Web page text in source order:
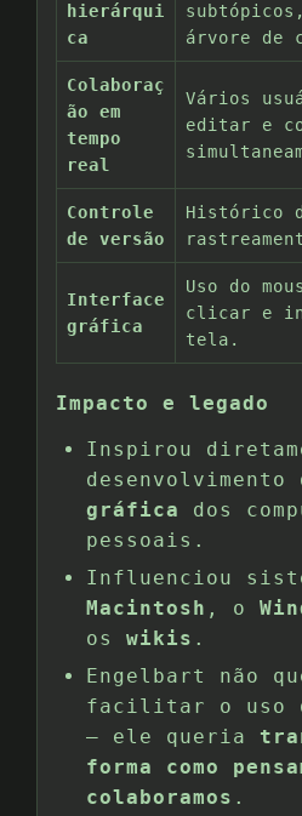
hierárqui
ca
subtópicos,
árvore de
Colaboraç
ão em
tempo
real
Vários
editar e
Controle
de versão
Histórico
Interface
gráfica
Uso do
clicar e
tela.
Impacto e legado
Inspirou
desenvolvimento
gráfica
dos
pessoais.
Influenciou
Macintosh , o
os wikis .
Engelbart não
facilitar o uso
— ele queria
forma como
colaboramos .